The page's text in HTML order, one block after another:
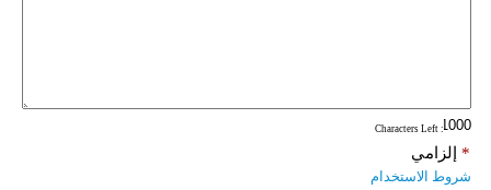
: Characters Left
إلزامي *
شروط الاستخدام